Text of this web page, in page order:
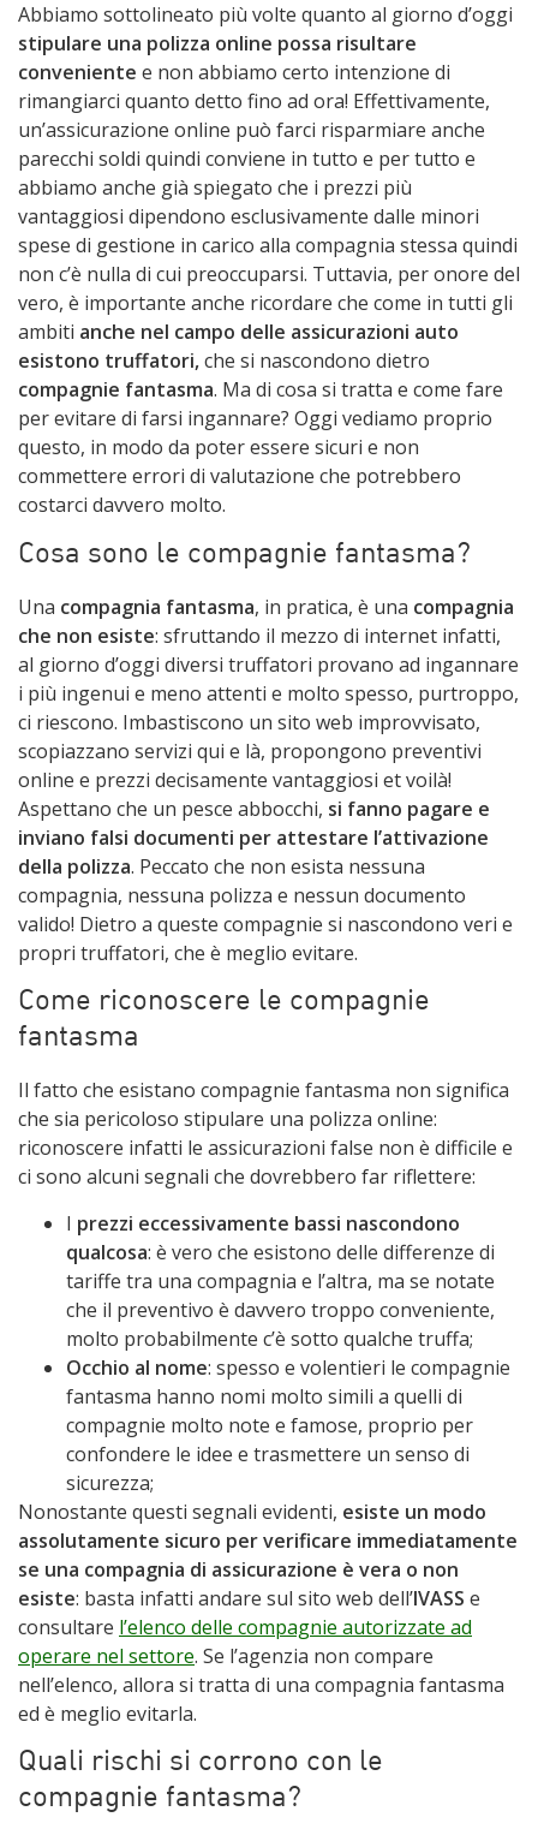
Abbiamo sottolineato più volte quanto al giorno d’oggi
stipulare una polizza online possa risultare
conveniente e non abbiamo certo intenzione di
rimangiarci quanto detto fino ad ora! Effettivamente,
un’assicurazione online può farci risparmiare anche
parecchi soldi quindi conviene in tutto e per tutto e
abbiamo anche già spiegato che i prezzi più
vantaggiosi dipendono esclusivamente dalle minori
spese di gestione in carico alla compagnia stessa quindi
non c’è nulla di cui preoccuparsi. Tuttavia, per onore del
vero, è importante anche ricordare che come in tutti gli
ambiti anche nel campo delle assicurazioni auto
esistono truffatori,che si nascondono dietro
compagnie fantasma. Ma di cosa si tratta e come fare
per evitare di farsi ingannare? Oggi vediamo proprio
questo, in modo da poter essere sicuri e non
commettere errori di valutazione che potrebbero
costarci davvero molto.
Cosa sono le compagnie fantasma?
Una compagnia fantasma, in pratica, è una compagnia
che non esiste: sfruttando il mezzo di internet infatti,
al giorno d’oggi diversi truffatori provano ad ingannare
i più ingenui e meno attenti e molto spesso, purtroppo,
ci riescono. Imbastiscono un sito web improvvisato,
scopiazzano servizi qui e là, propongono preventivi
online e prezzi decisamente vantaggiosi et voilà!
Aspettano che un pesce abbocchi, si fanno pagare e
inviano falsi documenti per attestare l’attivazione
della polizza. Peccato che non esista nessuna
compagnia, nessuna polizza e nessun documento
valido! Dietro a queste compagnie si nascondono veri e
propri truffatori, che è meglio evitare.
Come riconoscere le compagnie
fantasma
Il fatto che esistano compagnie fantasma non significa
che sia pericoloso stipulare una polizza online:
riconoscere infatti le assicurazioni false non è difficile e
ci sono alcuni segnali che dovrebbero far riflettere:
I prezzi eccessivamente bassi nascondono
qualcosa: è vero che esistono delle differenze di
tariffe tra una compagnia e l’altra, ma se notate
che il preventivo è davvero troppo conveniente,
molto probabilmente c’è sotto qualche truffa;
Occhio al nome: spesso e volentieri le compagnie
fantasma hanno nomi molto simili a quelli di
compagnie molto note e famose, proprio per
confondere le idee e trasmettere un senso di
sicurezza;
Nonostante questi segnali evidenti, esiste un modo
assolutamente sicuro per verificare immediatamente
se una compagnia di assicurazione è vera o non
esiste: basta infatti andare sul sito web dell’IVASS e
consultare l’elenco delle compagnie autorizzate ad
operare nel settore. Se l’agenzia non compare
nell’elenco, allora si tratta di una compagnia fantasma
ed è meglio evitarla.
Quali rischi si corrono con le
compagnie fantasma?